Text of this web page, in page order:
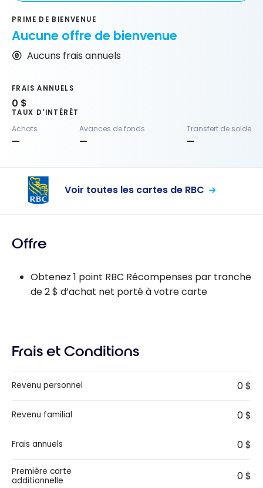
PRIME DE BIENVENUE
Aucune offre de bienvenue
Aucuns frais annuels
FRAIS ANNUELS
0 $
TAUX D'INTÉRÊT
Achats
—
Avances de fonds
—
Transfert de solde
—
Voir toutes les cartes de RBC
Offre
Obtenez 1 point RBC Récompenses par tranche
de 2 $ d’achat net porté à votre carte
Frais et Conditions
Revenu personnel 0 $
Revenu familial 0 $
Frais annuels 0 $
Première carte
additionnelle
0 $